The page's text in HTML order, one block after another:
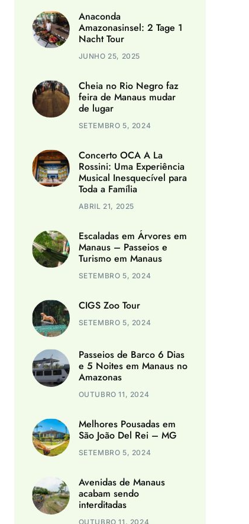
Anaconda
Amazonasinsel: 2 Tage 1
Nacht Tour
JUNHO 25, 2025
Cheia no Rio Negro faz
feira de Manaus mudar
de lugar
SETEMBRO 5, 2024
Concerto OCA A La
Rossini: Uma Experiência
Musical Inesquecível para
Toda a Família
ABRIL 21, 2025
Escaladas em Árvores em
Manaus – Passeios e
Turismo em Manaus
SETEMBRO 5, 2024
CIGS Zoo Tour
SETEMBRO 5, 2024
Passeios de Barco 6 Dias
e 5 Noites em Manaus no
Amazonas
OUTUBRO 11, 2024
Melhores Pousadas em
São João Del Rei – MG
SETEMBRO 5, 2024
Avenidas de Manaus
acabam sendo
interditadas
OUTUBRO 11, 2024